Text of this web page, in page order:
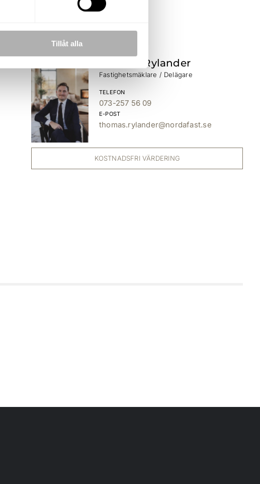
Tillåt alla
Thomas Rylander
Fastighetsmäklare / Delägare
TELEFON
073-257 56 09
E-POST
thomas.rylander@nordafast.se
KOSTNADSFRI VÄRDERING